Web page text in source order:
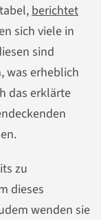
berichtet
sich viele in
sind
was erheblich
das erklärte
zu
dieses
wenden sie